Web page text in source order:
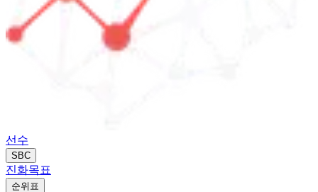
선수
SBC
진화목표
순위표